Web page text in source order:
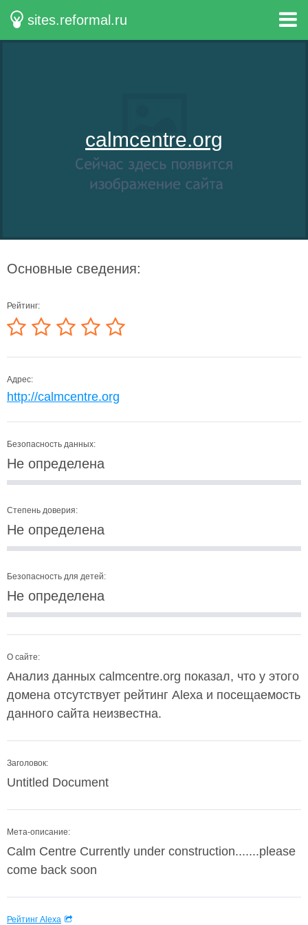
sites.reformal.ru
calmcentre.org
Основные сведения:
Рейтинг:
Адрес:
http://calmcentre.org
Безопасность данных:
Не определена
Степень доверия:
Не определена
Безопасность для детей:
Не определена
О сайте:
Анализ данных calmcentre.org показал, что у этого
домена отсутствует рейтинг Alexa и посещаемость
данного сайта неизвестна.
Заголовок:
Untitled Document
Мета-описание:
Calm Centre Currently under construction.......please
come back soon
Рейтинг Alexa